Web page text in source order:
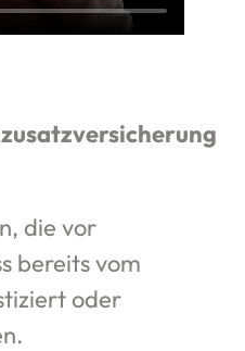
die vor
bereits vom
oder